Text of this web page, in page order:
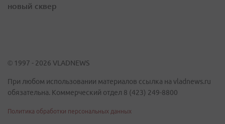
новый сквер
© 1997 - 2026 VLADNEWS
При любом использовании материалов ссылка на vladnews.ru
обязательна. Коммерческий отдел 8 (423) 249-8800
Политика обработки персональных данных